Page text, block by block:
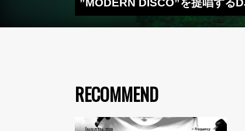
”MODERN DISCO”を提唱する
RECOMMEND